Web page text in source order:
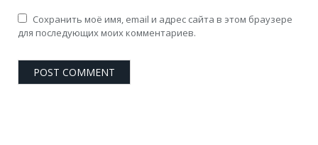
Сохранить моё имя, email и адрес сайта в этом браузере
для последующих моих комментариев.